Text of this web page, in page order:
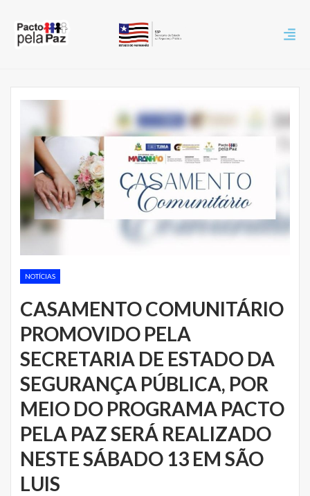
NOTÍCIAS
CASAMENTO COMUNITÁRIO
PROMOVIDO PELA
SECRETARIA DE ESTADO DA
SEGURANÇA PÚBLICA, POR
MEIO DO PROGRAMA PACTO
PELA PAZ SERÁ REALIZADO
NESTE SÁBADO 13 EM SÃO
LUIS